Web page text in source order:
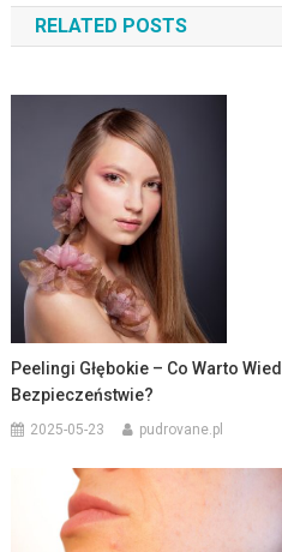
RELATED POSTS
Peelingi Głębokie – Co Warto
Bezpieczeństwie?
2025-05-23 pudrovane.pl